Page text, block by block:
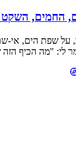
החמים, השקט
על שפת הים, אי-
לי: "מה הכיף
שנים, התערסל